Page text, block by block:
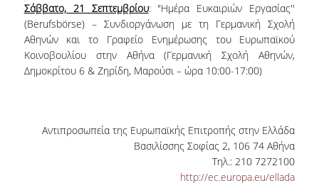
Σάββατο, 21 Σεπτεμβρίου: "Ημέρα Ευκαιριών Εργασίας''
(Berufsbörse) – Συνδιοργάνωση με τη Γερμανική Σχολή
Αθηνών και το Γραφείο Ενημέρωσης του Ευρωπαϊκού
Κοινοβουλίου στην Αθήνα (Γερμανική Σχολή Αθηνών,
Δημοκρίτου 6 & Ζηρίδη, Μαρούσι – ώρα 10:00-17:00)
Αντιπροσωπεία της Ευρωπαϊκής Επιτροπής στην Ελλάδα
Βασιλίσσης Σοφίας 2, 106 74 Αθήνα
Τηλ.: 210 7272100
http://ec.europa.eu/ellada